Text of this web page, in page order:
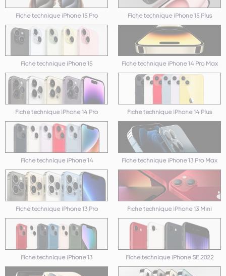
Fiche technique iPhone 15 Pro Fiche technique iPhone 15 Plus
Fiche technique iPhone 15 Fiche technique iPhone 14 Pro Max
Fiche technique iPhone 14 Pro Fiche technique iPhone 14 Plus
Fiche technique iPhone 14 Fiche technique iPhone 13 Pro Max
Fiche technique iPhone 13 Pro Fiche technique iPhone 13 Mini
Fiche technique iPhone 13 Fiche technique iPhone SE 2022